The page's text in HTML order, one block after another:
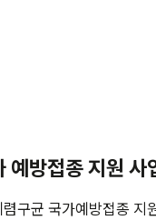
예방접종 지원 사
구균 국가예방접종 지